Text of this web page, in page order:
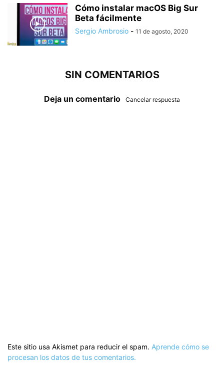
Cómo instalar macOS Big Sur
Beta fácilmente
Sergio Ambrosio - 11 de agosto, 2020
SIN COMENTARIOS
Deja un comentario Cancelar respuesta
Este sitio usa Akismet para reducir el spam. Aprende cómo se
procesan los datos de tus comentarios.